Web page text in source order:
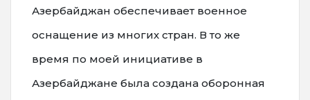
Азербайджан обеспечивает военное
оснащение из многих стран. В то же
время по моей инициативе в
Азербайджане была создана оборонная